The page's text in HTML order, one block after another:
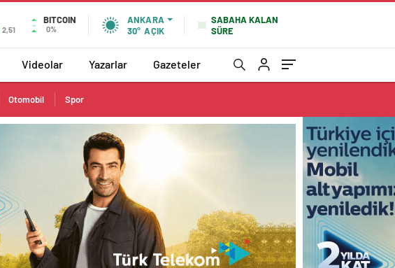
2,51
BITCOIN
0%
ANKARA
30° AÇIK
SABAHA KALAN
SÜRE
Videolar Yazarlar Gazeteler
Otomobil Spor